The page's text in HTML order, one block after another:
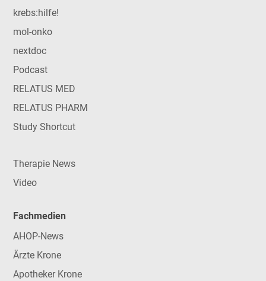
krebs:hilfe!
mol-onko
nextdoc
Podcast
RELATUS MED
RELATUS PHARM
Study Shortcut
Therapie News
Video
Fachmedien
AHOP-News
Ärzte Krone
Apotheker Krone